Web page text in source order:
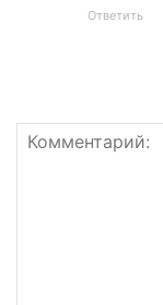
Ответить